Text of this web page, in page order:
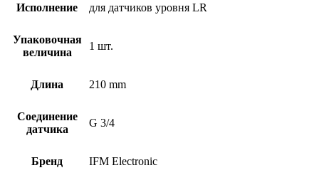
Исполнение для датчиков уровня LR
Упаковочная
величина
1 шт.
Длина 210 mm
Соединение
датчика
G 3/4
Бренд IFM Electronic